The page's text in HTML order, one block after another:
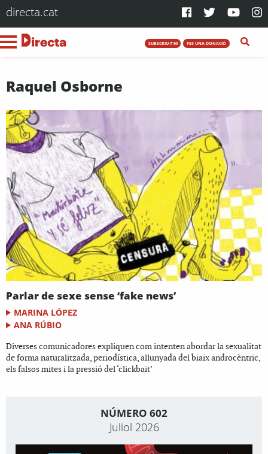
directa.cat
SUBSCRIU-T'HI FES UNA DONACIÓ
Raquel Osborne
Parlar de sexe sense ‘fake news’
MARINA LÓPEZ
ANA RÚBIO
Diverses comunicadores expliquen com intenten abordar la sexualitat
de forma naturalitzada, periodística, allunyada del biaix androcèntric,
els falsos mites i la pressió del ‘clickbait’
NÚMERO 602
Juliol 2026